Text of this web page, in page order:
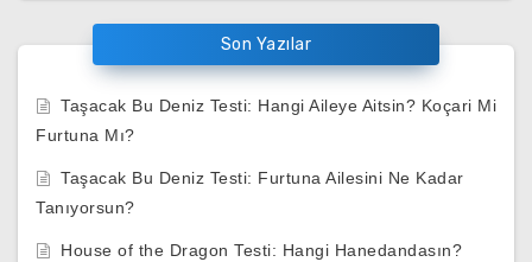
Son Yazılar
Taşacak Bu Deniz Testi: Hangi Aileye Aitsin? Koçari Mi
Furtuna Mı?
Taşacak Bu Deniz Testi: Furtuna Ailesini Ne Kadar
Tanıyorsun?
House of the Dragon Testi: Hangi Hanedandasın?